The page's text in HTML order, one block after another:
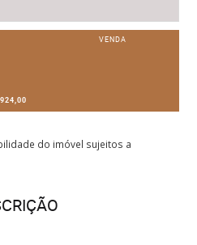
VENDA
do imóvel sujeitos a